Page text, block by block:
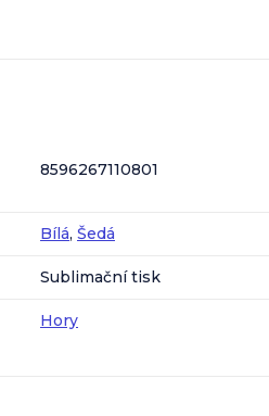
8596267110801
Bílá, Šedá
Sublimační tisk
Hory